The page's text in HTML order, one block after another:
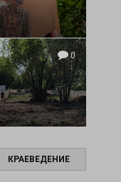
0
КРАЕВЕДЕНИЕ